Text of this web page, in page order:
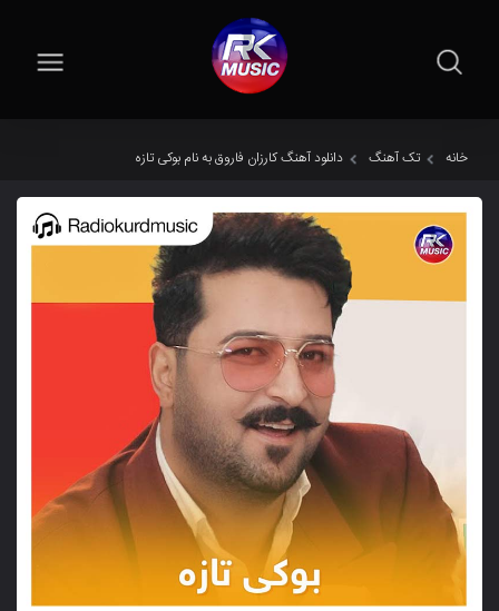
خانه تک آهنگ دانلود آهنگ کارزان فاروق به نام بوکی تازه